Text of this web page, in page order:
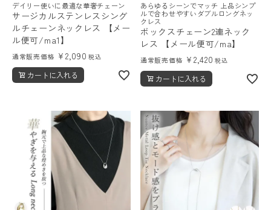
デイリー使いに最適な華奢チェーン
サージカルステンレスシング
ルチェーンネックレス 【メー
ル便可/ma1】
通常販売価格 ¥ 2,090 税込
カートに入れる
あらゆるシーンでマッチ 上品シンプ
ルで合わせやすいダブルロングネッ
クレス
ボックスチェーン2連ネック
レス 【メール便可/ma】
通常販売価格 ¥ 2,420 税込
カートに入れる